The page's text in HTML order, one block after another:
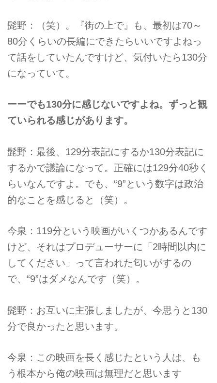
髭野：（笑）。『街の上で』も、最初は70～
80分くらいの長編にできたらいいですよねっ
て話をしていたんですけど、気付いたら130分
になっていて。
ーーでも130分に感じないですよね。ずっと観
ていられる感じがあります。
髭野：最後、129分表記にするか130分表記に
するかで議論になって。正確には129分40秒く
らいなんですよ。でも、“9”という数字は政治
的なことを感じると（笑）。
今泉：119分という映画がいくつかあるんです
けど、それはプロデューサーに「2時間以内に
してください」って言われた匂いがするの
で、“9”はダメなんです（笑）。
髭野：お互いに主張しましたが、今思うと130
分で良かったと思います。
今泉：この映画を長く感じたという人は、も
う根本から俺の映画は無理だと思います